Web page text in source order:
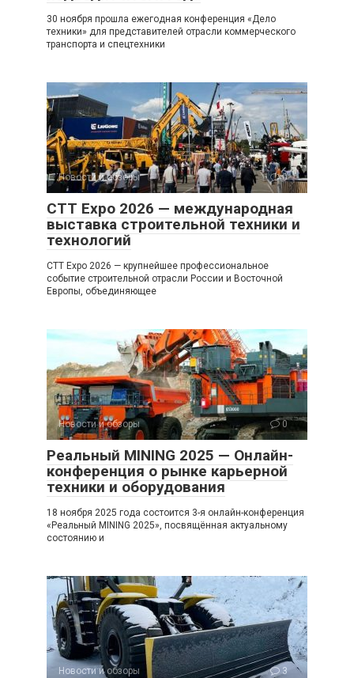
30 ноября прошла ежегодная конференция «Дело
техники» для представителей отрасли коммерческого
транспорта и спецтехники
Новости и обзоры 0
CTT Expo 2026 — международная
выставка строительной техники и
технологий
CTT Expo 2026 — крупнейшее профессиональное
событие строительной отрасли России и Восточной
Европы, объединяющее
Новости и обзоры 0
Реальный MINING 2025 — Онлайн-
конференция о рынке карьерной
техники и оборудования
18 ноября 2025 года состоится 3-я онлайн-конференция
«Реальный MINING 2025», посвящённая актуальному
состоянию и
Новости и обзоры 3